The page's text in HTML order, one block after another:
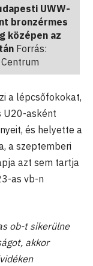
UWW-
bronzérmes
középen az
Forrás:
a lépcsőfokokat,
U20-asként
és helyette a
a szeptemberi
azt sem tartja
as vb-n
ob-t sikerülne
akkor